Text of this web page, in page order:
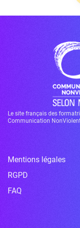
Le site français des
Communication
Mentions légales
RGPD
FAQ